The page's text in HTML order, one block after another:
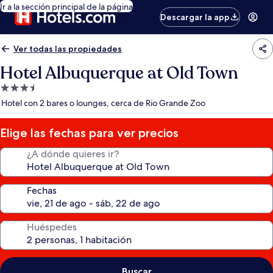
Ir a la sección principal de la página
Descargar la app
Ver todas las propiedades
Hotel Albuquerque at Old Town
Propiedad
de
estrellas
Hotel con 2 bares o lounges, cerca de Rio Grande Zoo
Elige las fechas para ver precios
¿A dónde quieres ir?
Fechas
Huéspedes